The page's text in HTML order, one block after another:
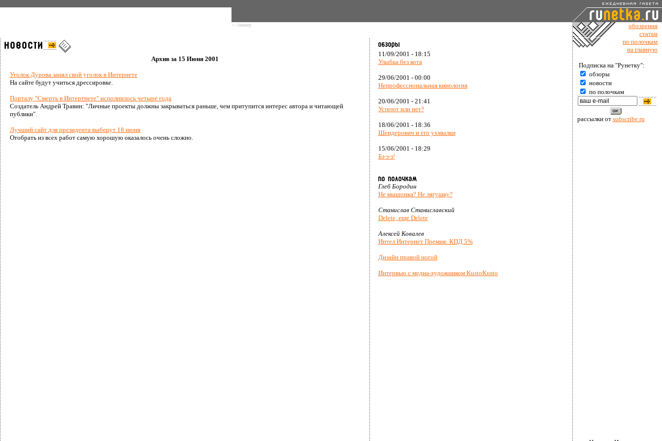
<- баннер
обозрения
статьи
Архив за 15 Июня 2001
Уголок Дурова занял свой уголок в Интернете
На сайте будут учиться дрессировке.
Порталу "Смерть в Интертнете" исполнилось четыре года
Создатель Андрей Травин: "Личные проекты должны закрываться раньше, чем притупится интерес автора и читающей
публики".
Лучший сайт для президента выберут 18 июня
Отобрать из всех работ самую хорошую оказалось очень сложно.
11/09/2001 - 18:15
Улыбка без кота
29/06/2001 - 00:00
Непрофессиональная кинология
20/06/2001 - 21:41
Успеют или нет?
18/06/2001 - 18:36
Шендерович и его ухмылки
15/06/2001 - 18:29
Бз-з-з!
Глеб Бородин
Не мышонка? Не лягушку?
Станислав Станиславский
Delete, еще Delete
Алексей Ковалев
Интел Интернет Премия: КПД 5%
Дизайн правой ногой
Интервью с медиа-художником KustoKusto
по полочкам
на главную
Подписка на "Рунетку":
обзоры
новости
по полочкам
рассылки от subscribe.ru